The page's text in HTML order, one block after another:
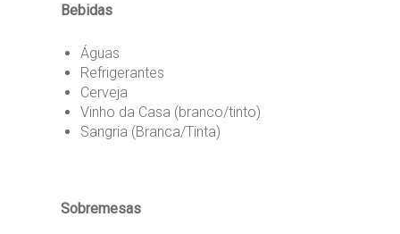
Bebidas
Águas
Refrigerantes
Cerveja
Vinho da Casa (branco/tinto)
Sangria (Branca/Tinta)
Sobremesas